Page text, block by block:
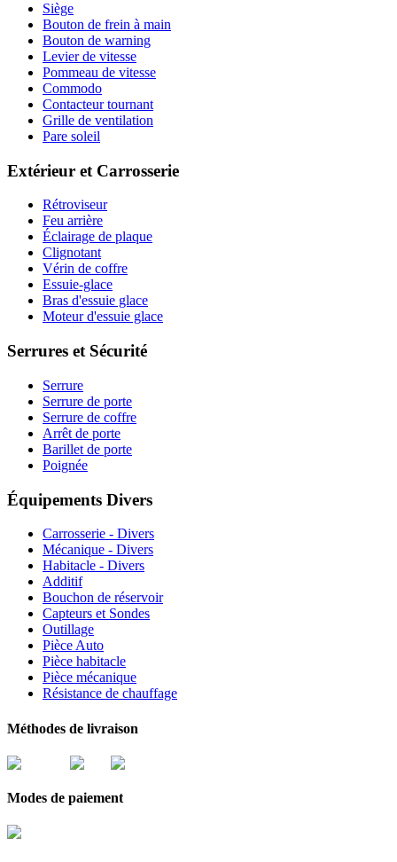
Siège
Bouton de frein à main
Bouton de warning
Levier de vitesse
Pommeau de vitesse
Commodo
Contacteur tournant
Grille de ventilation
Pare soleil
Extérieur et Carrosserie
Rétroviseur
Feu arrière
Éclairage de plaque
Clignotant
Vérin de coffre
Essuie-glace
Bras d'essuie glace
Moteur d'essuie glace
Serrures et Sécurité
Serrure
Serrure de porte
Serrure de coffre
Arrêt de porte
Barillet de porte
Poignée
Équipements Divers
Carrosserie - Divers
Mécanique - Divers
Habitacle - Divers
Additif
Bouchon de réservoir
Capteurs et Sondes
Outillage
Pièce Auto
Pièce habitacle
Pièce mécanique
Résistance de chauffage
Méthodes de livraison
Modes de paiement